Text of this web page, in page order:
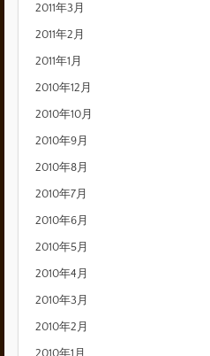
2011年3月
2011年2月
2011年1月
2010年12月
2010年10月
2010年9月
2010年8月
2010年7月
2010年6月
2010年5月
2010年4月
2010年3月
2010年2月
2010年1月